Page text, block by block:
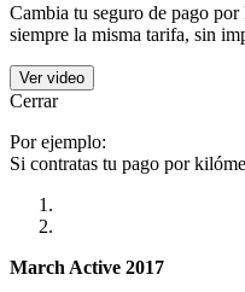
Cambia tu seguro de pago
siempre la misma tarifa, sin
Ver video
Cerrar
Por ejemplo:
Si contratas tu pago por
March Active 2017